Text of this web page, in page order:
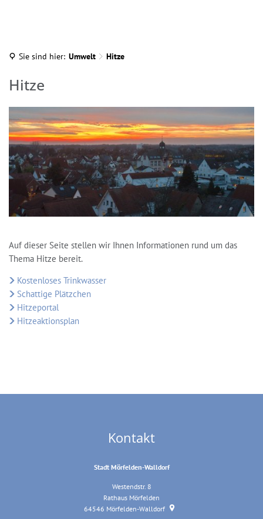
Sie sind hier: Umwelt Hitze
Hitze
Hitze
Auf dieser Seite stellen wir Ihnen Informationen rund um das
Thema Hitze bereit.
Kostenloses Trinkwasser
Schattige Plätzchen
Hitzeportal
Hitzeaktionsplan
Kontakt
Stadt Mörfelden-Walldorf
Westendstr. 8
Rathaus Mörfelden
64546 Mörfelden-Walldorf